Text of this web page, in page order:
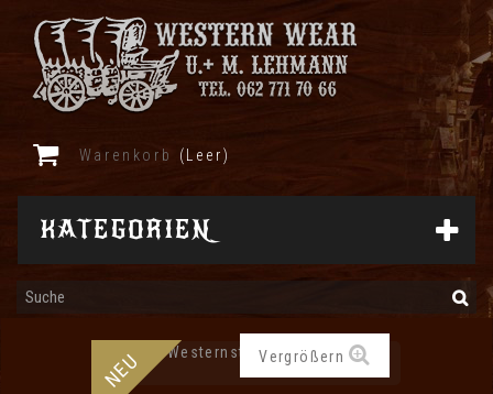
Warenkorb (Leer)
KATEGORIEN
NEU Vergrößern